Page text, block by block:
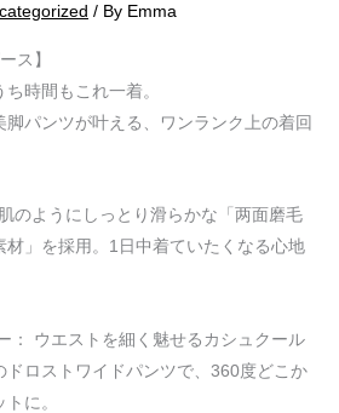
/ By Emma
ス】
時間もこれ一着。
脚パンツが叶える、ワンランク上の着回
のようにしっとり滑らかな「两面磨毛
材」を採用。1日中着ていたくなる心地
： ウエストを細く魅せるカシュクール
ドロストワイドパンツで、360度どこか
に。